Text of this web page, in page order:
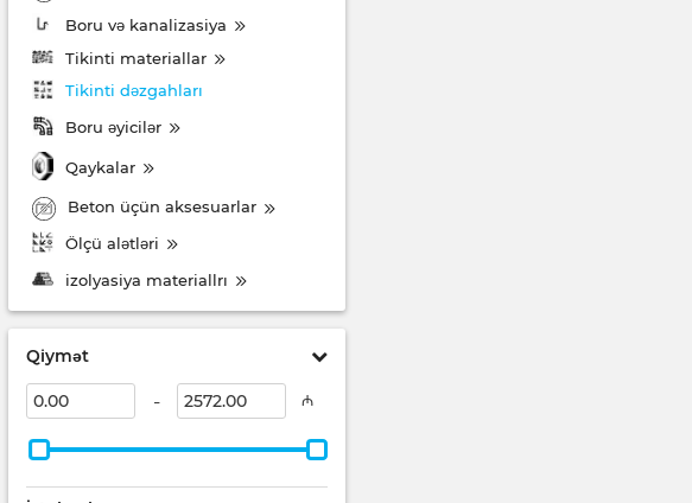
Boru və kanalizasiya
Tikinti materiallar
Tikinti dəzgahları
Boru əyicilər
Qaykalar
Beton üçün aksesuarlar
Ölçü alətləri
izolyasiya materiallrı
Qiymət
- ₼